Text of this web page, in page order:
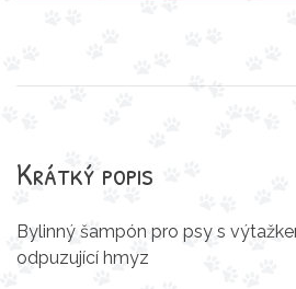
Krátký popis
Bylinný šampón pro psy s
odpuzující hmyz